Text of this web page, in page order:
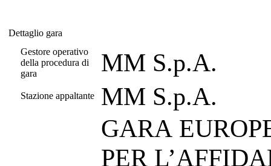
Dettaglio gara
Gestore operativo
della procedura di
gara
MM S.p.A.
Stazione appaltante MM S.p.A.
GARA
PER